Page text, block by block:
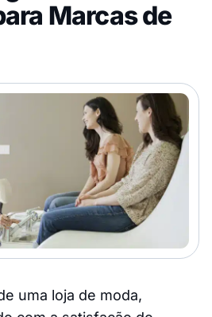
Marcas de
uma loja de moda,